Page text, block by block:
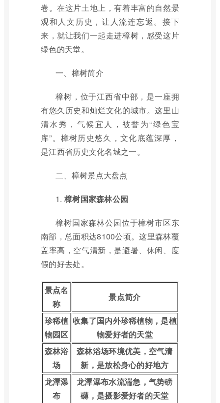
卷。在这片土地上，有着丰富的自然景
观和人文历史，让人流连忘返。接下
来，就让我们一起走进樟树，感受这片
绿色的天堂。
一、樟树简介
樟树，位于江西省中部，是一座拥
有悠久历史和灿烂文化的城市。这里山
清水秀，气候宜人，被誉为“绿色宝
库”。樟树历史悠久，文化底蕴深厚，
是江西省历史文化名城之一。
二、樟树景点大盘点
1. 樟树国家森林公园
樟树国家森林公园位于樟树市区东
南部，总面积达8100公顷。这里森林覆
盖率高，空气清新，是避暑、休闲、度
假的好去处。
景点名
称
景点简介
珍稀植
物园区
收集了国内外珍稀植物，是植
物爱好者的天堂
森林浴
场
森林浴场环境优美，空气清
新，是放松身心的好地方
龙潭瀑
布
龙潭瀑布水流湍急，气势磅
礴，是摄影爱好者的天堂